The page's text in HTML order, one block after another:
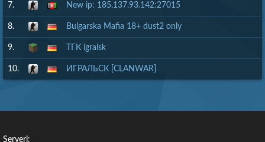
7. New ip: 185.137.93.142:27015
8. Bulgarska Mafia 18+ dust2 only
9. ТГК igralsk
10. ИГРАЛЬСК [CLANWAR]
Serveri: